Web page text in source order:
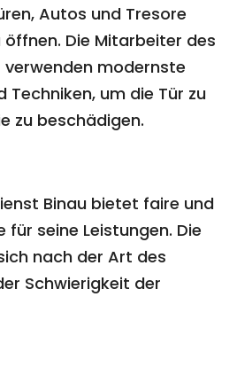
Autos und Tresore
Die Mitarbeiter des
verwenden modernste
Techniken, um die Tür zu
zu beschädigen.
Binau bietet faire und
für seine Leistungen. Die
nach der Art des
Schwierigkeit der